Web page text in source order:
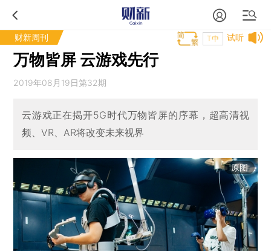
财新周刊 试听
T中
万物皆屏 云游戏先行
2019年08月19日第32期
云游戏正在揭开5G时代万物皆屏的序幕，超高清视
频、VR、AR将改变未来视界
原图